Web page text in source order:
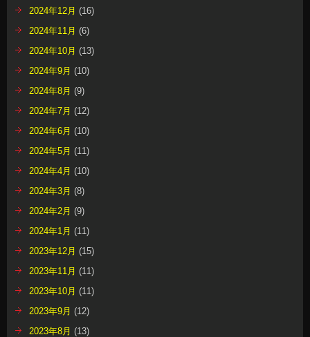
2024年12月 (16)
2024年11月 (6)
2024年10月 (13)
2024年9月 (10)
2024年8月 (9)
2024年7月 (12)
2024年6月 (10)
2024年5月 (11)
2024年4月 (10)
2024年3月 (8)
2024年2月 (9)
2024年1月 (11)
2023年12月 (15)
2023年11月 (11)
2023年10月 (11)
2023年9月 (12)
2023年8月 (13)